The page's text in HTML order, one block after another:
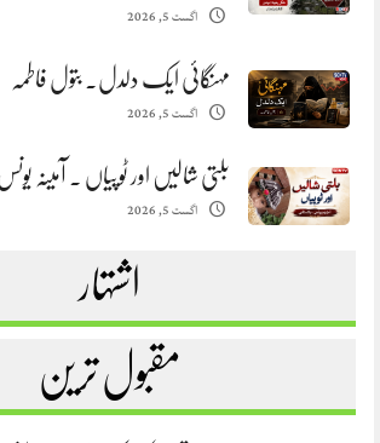
اگست 5, 2026
مہنگائی ایک دلدل. بتول فاطمہ
اگست 5, 2026
بلتی شالیں اور ٹوپیاں . آمینہ یونس
اگست 5, 2026
اشتہار
مقبول ترین